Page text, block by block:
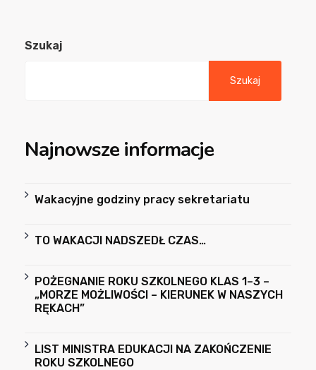
Szukaj
Szukaj
Najnowsze informacje
Wakacyjne godziny pracy sekretariatu
TO WAKACJI NADSZEDŁ CZAS…
POŻEGNANIE ROKU SZKOLNEGO KLAS 1–3 –
„MORZE MOŻLIWOŚCI – KIERUNEK W NASZYCH
RĘKACH”
LIST MINISTRA EDUKACJI NA ZAKOŃCZENIE
ROKU SZKOLNEGO